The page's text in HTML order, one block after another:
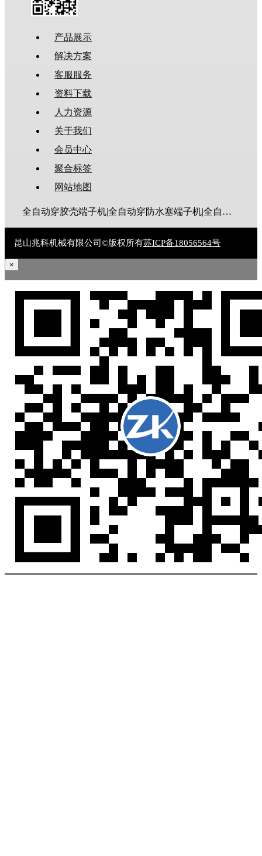
产品展示
解决方案
客服服务
资料下载
人力资源
关于我们
会员中心
聚合标签
网站地图
全自动穿胶壳端子机|全自动穿防水塞端子机|全自动穿热缩管端子机|全自动穿护套端子机|全自动穿号码管端子机|全自动端子机|全自动穿防水栓端子机|端子压着机|端子压接机|静音端子机|多芯线端子机|护套线端子机|全自动排线端子机|新能源大平方压接机|电脑剥线机|自动剥线机|裁线机|剥线机
昆山兆科机械有限公司©版权所有苏ICP备18056564号
×